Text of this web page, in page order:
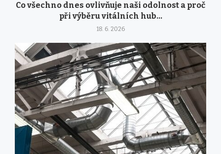
Co všechno dnes ovlivňuje naši odolnost a proč
při výběru vitálních hub...
18. 6. 2026